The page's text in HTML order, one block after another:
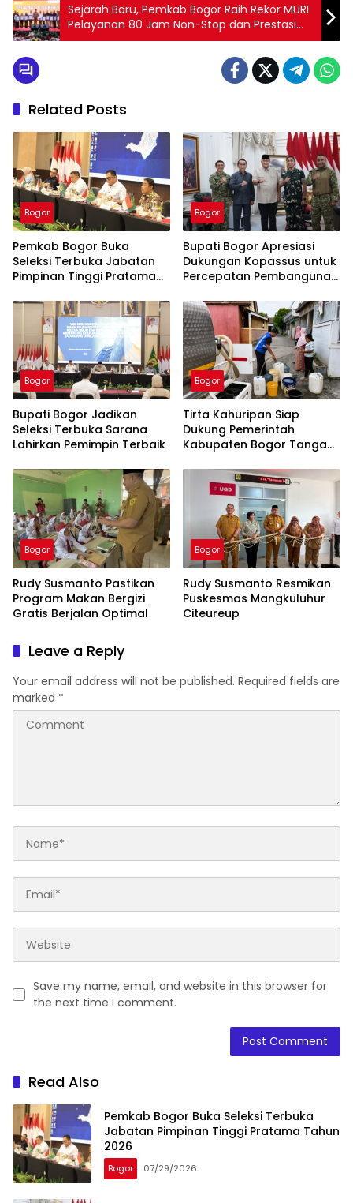
Sejarah Baru, Pemkab Bogor Raih Rekor MURI
Pelayanan 80 Jam Non-Stop dan Prestasi
Nasional di Apkasi Otonomi Expo 2025
Related Posts
Bogor
Pemkab Bogor Buka
Seleksi Terbuka Jabatan
Pimpinan Tinggi Pratama
Bogor
Bupati Bogor Apresiasi
Dukungan Kopassus untuk
Percepatan Pembangunan
Bogor
Bupati Bogor Jadikan
Seleksi Terbuka Sarana
Lahirkan Pemimpin Terbaik
Bogor
Tirta Kahuripan Siap
Dukung Pemerintah
Kabupaten Bogor Tangani
Bogor
Rudy Susmanto Pastikan
Program Makan Bergizi
Gratis Berjalan Optimal
Bogor
Rudy Susmanto Resmikan
Puskesmas Mangkuluhur
Citeureup
Leave a Reply
Your email address will not be published. Required fields are
marked *
Save my name, email, and website in this browser for
the next time I comment.
Read Also
Pemkab Bogor Buka Seleksi Terbuka
Jabatan Pimpinan Tinggi Pratama Tahun
2026
Bogor 07/29/2026